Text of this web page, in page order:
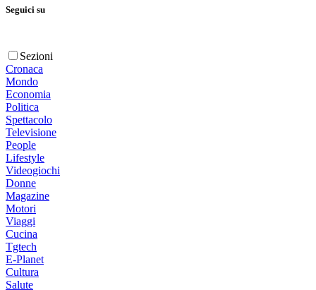
Seguici su
Sezioni
Cronaca
Mondo
Economia
Politica
Spettacolo
Televisione
People
Lifestyle
Videogiochi
Donne
Magazine
Motori
Viaggi
Cucina
Tgtech
E-Planet
Cultura
Salute